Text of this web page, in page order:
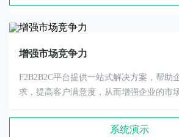
增强市场竞争力
F2B2B2C平台提供一站式解决方案，帮助
求，提高客户满意度，从而增强企业的市
系统演示